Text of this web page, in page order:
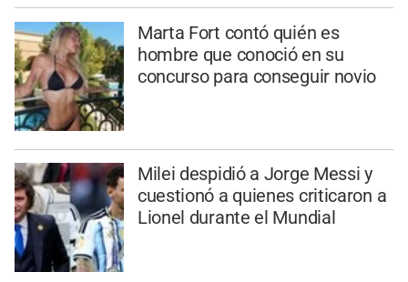
Marta Fort contó quién es
hombre que conoció en su
concurso para conseguir novio
Milei despidió a Jorge Messi y
cuestionó a quienes criticaron a
Lionel durante el Mundial